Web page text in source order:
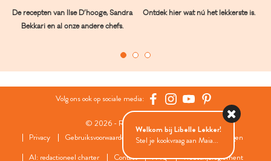
De recepten van Ilse D’hooge, Sandra
Bekkari en al onze andere chefs.
Ontdek hier wat nú het lekkerste is.
Volg ons ook op sociale media:
© 2026 - Roularta Media Group
Privacy
Gebruiksvoorwaarden Cookies
Cookies instellingen
AI: redactioneel charter
Contact FAQ Wedstrijdreglement
Welkom bij Libelle Lekker!
Stel je kookvraag aan Maia...